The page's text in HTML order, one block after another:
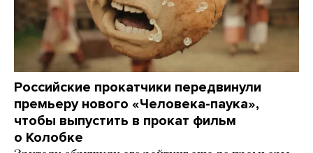
Российские прокатчики передвинули
премьеру нового «Человека-паука»,
чтобы выпустить в прокат фильм
о Колобке